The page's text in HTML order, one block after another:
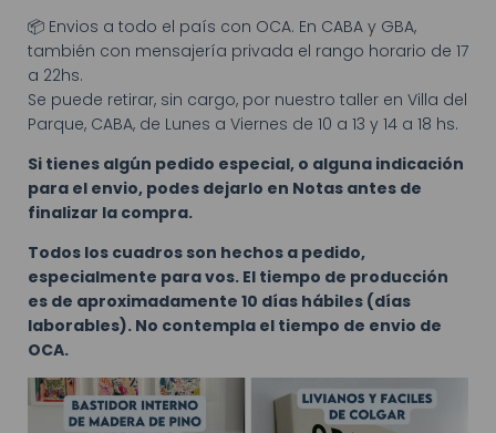
📦 Envios a todo el país con OCA. En CABA y GBA,
también con mensajería privada el rango horario de 17
a 22hs.
Se puede retirar, sin cargo, por nuestro taller en Villa del
Parque, CABA, de Lunes a Viernes de 10 a 13 y 14 a 18 hs.
Si tienes algún pedido especial, o alguna indicación
para el envio, podes dejarlo en Notas antes de
finalizar la compra.
Todos los cuadros son hechos a pedido,
especialmente para vos. El tiempo de producción
es de aproximadamente 10 días hábiles (días
laborables). No contempla el tiempo de envio de
OCA.